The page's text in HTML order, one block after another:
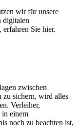
wir für unsere
digitalen
erfahren Sie hier.
zwischen
zu sichern, wird alles
Verleiher,
in einem
noch zu beachten ist,